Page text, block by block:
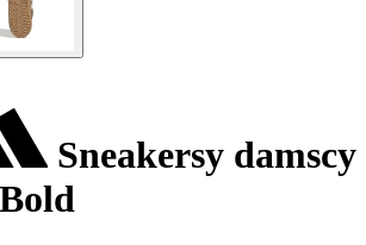
Sneakersy damscy